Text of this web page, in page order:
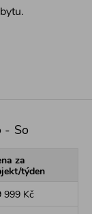
- So
za
týden
999 Kč